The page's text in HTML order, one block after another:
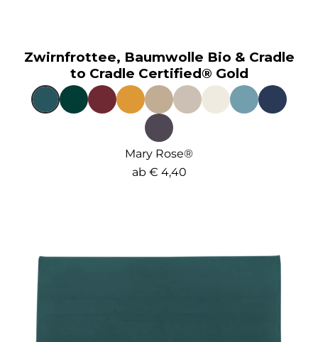
Zwirnfrottee, Baumwolle Bio & Cradle
to Cradle Certified® Gold
Mary Rose®
ab € 4,40